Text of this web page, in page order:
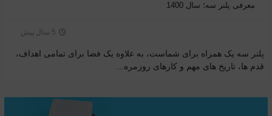
معرفی پلنر سه؛ سال 1400
5 سال پیش
پلنر سه یک همراه برای شماست، به علاوه یک فضا برای تمامی اهداف،
قدم ها، تاریخ های مهم و کارهای روزمره...